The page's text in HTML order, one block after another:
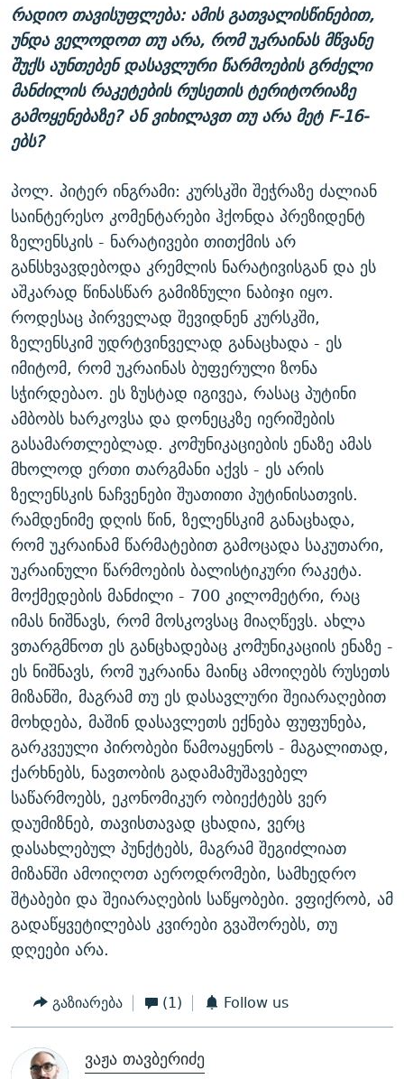
რადიო თავისუფლება: ამის გათვალისწინებით,
უნდა ველოდოთ თუ არა, რომ უკრაინას მწვანე
შუქს აუნთებენ დასავლური წარმოების გრძელი
მანძილის რაკეტების რუსეთის ტერიტორიაზე
გამოყენებაზე? Ან ვიხილავთ თუ არა მეტ F-16-
ებს?
პოლ. პიტერ ინგრამი: კურსკში შეჭრაზე ძალიან
საინტერესო კომენტარები ჰქონდა პრეზიდენტ
ზელენსკის - ნარატივები თითქმის არ
განსხვავდებოდა კრემლის ნარატივისგან და ეს
აშკარად წინასწარ გამიზნული ნაბიჯი იყო.
როდესაც პირველად შევიდნენ კურსკში,
ზელენსკიმ უდრტვინველად განაცხადა - ეს
იმიტომ, რომ უკრაინას ბუფერული ზონა
სჭირდებაო. ეს ზუსტად იგივეა, რასაც პუტინი
ამბობს ხარკოვსა და დონეცკზე იერიშების
გასამართლებლად. კომუნიკაციების ენაზე ამას
მხოლოდ ერთი თარგმანი აქვს - ეს არის
ზელენსკის ნაჩვენები შუათითი პუტინისათვის.
რამდენიმე დღის წინ, ზელენსკიმ განაცხადა,
რომ უკრაინამ წარმატებით გამოცადა საკუთარი,
უკრაინული წარმოების ბალისტიკური რაკეტა.
მოქმედების მანძილი - 700 კილომეტრი, რაც
იმას ნიშნავს, რომ მოსკოვსაც მიაღწევს. ახლა
ვთარგმნოთ ეს განცხადებაც კომუნიკაციის ენაზე -
ეს ნიშნავს, რომ უკრაინა მაინც ამოიღებს რუსეთს
მიზანში, მაგრამ თუ ეს დასავლური შეიარაღებით
მოხდება, მაშინ დასავლეთს ექნება ფუფუნება,
გარკვეული პირობები წამოაყენოს - მაგალითად,
ქარხნებს, ნავთობის გადამამუშავებელ
საწარმოებს, ეკონომიკურ ობიექტებს ვერ
დაუმიზნებ, თავისთავად ცხადია, ვერც
დასახლებულ პუნქტებს, მაგრამ შეგიძლიათ
მიზანში ამოიღოთ აეროდრომები, სამხედრო
შტაბები და შეიარაღების საწყობები. ვფიქრობ, ამ
გადაწყვეტილებას კვირები გვაშორებს, თუ
დღეები არა.
გაზიარება (1) Follow us
ვაჟა თავბერიძე